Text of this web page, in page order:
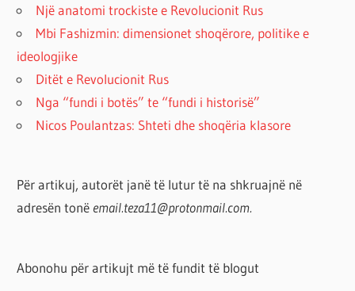
Një anatomi trockiste e Revolucionit Rus
Mbi Fashizmin: dimensionet shoqërore, politike e
ideologjike
Ditët e Revolucionit Rus
Nga “fundi i botës” te “fundi i historisë”
Nicos Poulantzas: Shteti dhe shoqëria klasore
Për artikuj, autorët janë të lutur të na shkruajnë në
adresën tonë email.teza11@protonmail.com.
Abonohu për artikujt më të fundit të blogut